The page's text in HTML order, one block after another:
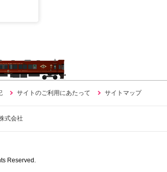
サイトのご利用にあたって サイトマップ
式会社
Reserved.